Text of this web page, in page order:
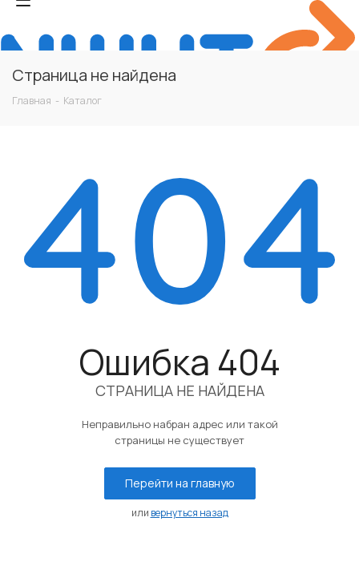
Страница не найдена
Главная - Каталог
Ошибка 404
СТРАНИЦА НЕ НАЙДЕНА
Неправильно набран адрес или такой
страницы не существует
Перейти на главную
или вернуться назад